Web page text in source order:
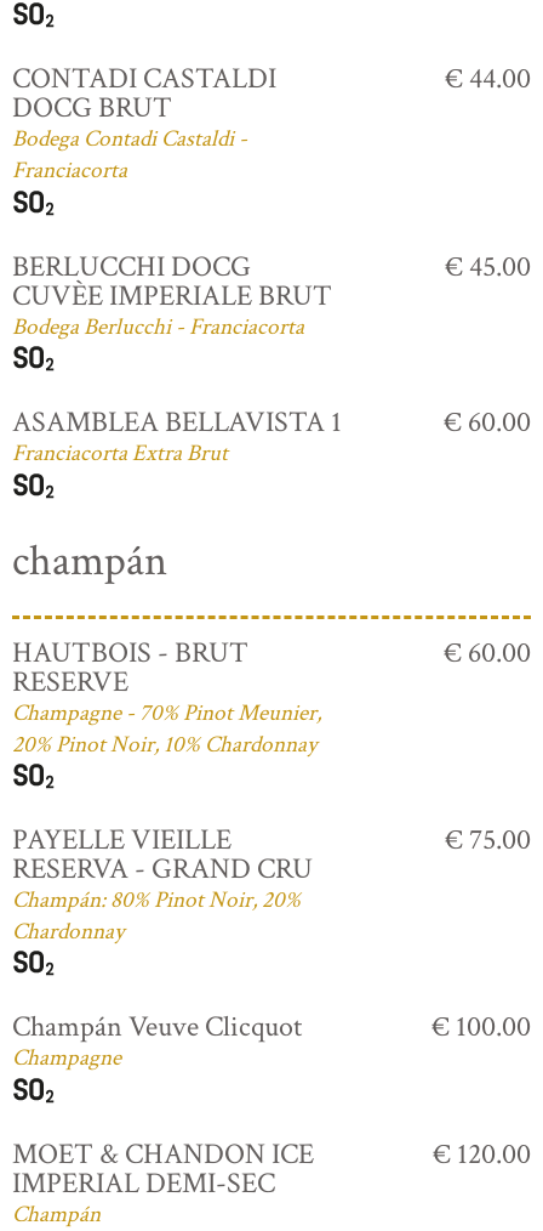
CONTADI CASTALDI
DOCG BRUT
Bodega Contadi Castaldi -
Franciacorta
€ 44.00
BERLUCCHI DOCG
CUVÈE IMPERIALE BRUT
Bodega Berlucchi - Franciacorta
€ 45.00
ASAMBLEA BELLAVISTA 1
Franciacorta Extra Brut
€ 60.00
champán
HAUTBOIS - BRUT
RESERVE
Champagne - 70% Pinot Meunier,
20% Pinot Noir, 10% Chardonnay
€ 60.00
PAYELLE VIEILLE
RESERVA - GRAND CRU
Champán: 80% Pinot Noir, 20%
Chardonnay
€ 75.00
Champán Veuve Clicquot
Champagne
€ 100.00
MOET & CHANDON ICE
IMPERIAL DEMI-SEC
Champán
€ 120.00